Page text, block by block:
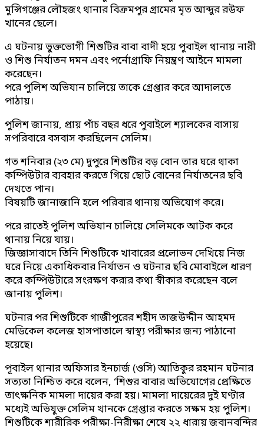
মুন্সিগঞ্জের লৌহজং থানার বিক্রমপুর গ্রামের মৃত আব্দুর রউফ
খানের ছেলে।
এ ঘটনায় ভুক্তভোগী শিশুটির বাবা বাদী হয়ে পুবাইল থানায় নারী
ও শিশু নির্যাতন দমন এবং পর্নোগ্রাফি নিয়ন্ত্রণ আইনে মামলা
করেছেন।
পরে পুলিশ অভিযান চালিয়ে তাকে গ্রেপ্তার করে আদালতে
পাঠায়।
পুলিশ জানায়, প্রায় পাঁচ বছর ধরে পুবাইলে শ্যালকের বাসায়
সপরিবারে বসবাস করছিলেন সেলিম।
গত শনিবার (২৩ মে) দুপুরে শিশুটির বড় বোন তার ঘরে থাকা
কম্পিউটার ব্যবহার করতে গিয়ে ছোট বোনের নির্যাতনের ছবি
দেখতে পান।
বিষয়টি জানাজানি হলে পরিবার থানায় অভিযোগ করে।
পরে রাতেই পুলিশ অভিযান চালিয়ে সেলিমকে আটক করে
থানায় নিয়ে যায়।
জিজ্ঞাসাবাদে তিনি শিশুটিকে খাবারের প্রলোভন দেখিয়ে নিজ
ঘরে নিয়ে একাধিকবার নির্যাতন ও ঘটনার ছবি মোবাইলে ধারণ
করে কম্পিউটারে সংরক্ষণ করার কথা স্বীকার করেছেন বলে
জানায় পুলিশ।
ঘটনার পর শিশুটিকে গাজীপুরের শহীদ তাজউদ্দীন আহমদ
মেডিকেল কলেজ হাসপাতালে স্বাস্থ্য পরীক্ষার জন্য পাঠানো
হয়েছে।
পূবাইল থানার অফিসার ইনচার্জ (ওসি) আতিকুর রহমান ঘটনার
সত্যতা নিশ্চিত করে বলেন, ‘শিশুর বাবার অভিযোগের প্রেক্ষিতে
তাৎক্ষনিক মামলা দায়ের করা হয়। মামলা দায়েরের দুই ঘণ্টার
মধ্যেই অভিযুক্ত সেলিম খানকে গ্রেপ্তার করতে সক্ষম হয় পুলিশ।
শিশুটিকে শারীরিক পরীক্ষা-নিরীক্ষা শেষে ২২ ধারায় জবানবন্দির